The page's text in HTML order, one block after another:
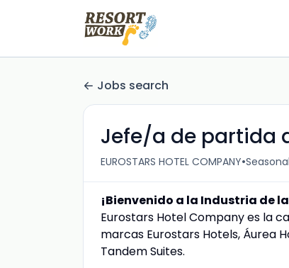
Jobs search
Jefe/a de partida
EUROSTARS HOTEL COMPANY•Seasonal
¡Bienvenido a la Industria de
Eurostars Hotel Company es la
marcas Eurostars Hotels, Áurea
Tandem Suites.